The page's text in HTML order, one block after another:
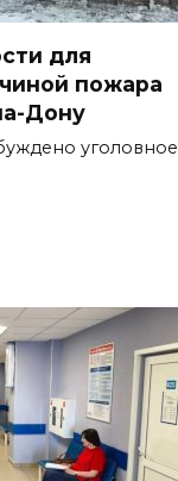
для
пожара
Дону
уголовное